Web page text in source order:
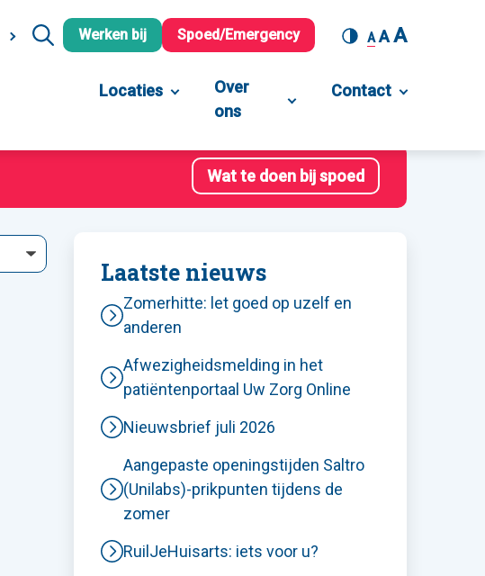
Werken bij Spoed/Emergency A AA
Locaties
Over
ons
Contact
Wat te doen bij spoed
Laatste nieuws
Zomerhitte: let goed op uzelf en
anderen
Afwezigheidsmelding in het
patiëntenportaal Uw Zorg Online
Nieuwsbrief juli 2026
Aangepaste openingstijden Saltro
(Unilabs)-prikpunten tijdens de
zomer
RuilJeHuisarts: iets voor u?